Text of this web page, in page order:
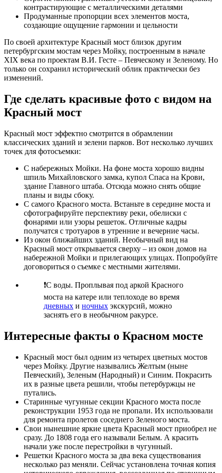
контрастирующие с металлическими деталями
Продуманные пропорции всех элементов моста,
создающие ощущение гармонии и цельности
По своей архитектуре Красный мост близок другим
петербургским мостам через Мойку, построенным в начале
XIX века по проектам В.И. Гесте – Певческому и Зеленому. Но
только он сохранил исторический облик практически без
изменений.
Где сделать красивые фото с видом на
Красный мост
Красный мост эффектно смотрится в обрамлении
классических зданий и зелени парков. Вот несколько лучших
точек для фотосъемки:
С набережных Мойки. На фоне моста хорошо видны
шпиль Михайловского замка, купол Спаса на Крови,
здание Главного штаба. Отсюда можно снять общие
планы и виды сбоку.
С самого Красного моста. Встаньте в середине моста и
сфотографируйте перспективу реки, обелиски с
фонарями или узоры решеток. Отличные кадры
получатся с тротуаров в утренние и вечерние часы.
Из окон ближайших зданий. Необычный вид на
Красный мост открывается сверху – из окон домов на
набережной Мойки и прилегающих улицах. Попробуйте
договориться о съемке с местными жителями.
❗С воды. Проплывая под аркой Красного
моста на катере или теплоходе во время
дневных и ночных экскурсий, можно
заснять его в необычном ракурсе.
Интересные факты о Красном мосте
Красный мост был одним из четырех цветных мостов
через Мойку. Другие назывались Желтым (ныне
Певческий), Зеленым (Народный) и Синим. Покрасить
их в разные цвета решили, чтобы петербуржцы не
путались.
Старинные чугунные секции Красного моста после
реконструкции 1953 года не пропали. Их использовали
для ремонта пролетов соседнего Зеленого моста.
Свои нынешние яркие цвета Красный мост приобрел не
сразу. До 1808 года его называли Белым. А красить
начали уже после перестройки в чугунный.
Решетки Красного моста за два века существования
несколько раз меняли. Сейчас установлена точная копия